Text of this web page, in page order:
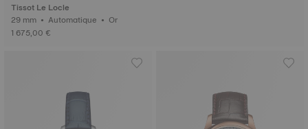
Tissot Le Locle
29 mm • Automatique • Or
1 675,00 €